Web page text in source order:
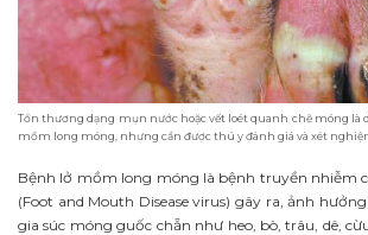
Tổn thương dạng mụn nước hoặc vết loét quanh chẽ móng
mồm long móng, nhưng cần được thú y đánh giá và xét
Bệnh lở mồm long móng là bệnh truyền nhiễm
(Foot and Mouth Disease virus) gây ra, ảnh
gia súc móng guốc chẵn như heo, bò, trâu, dê,